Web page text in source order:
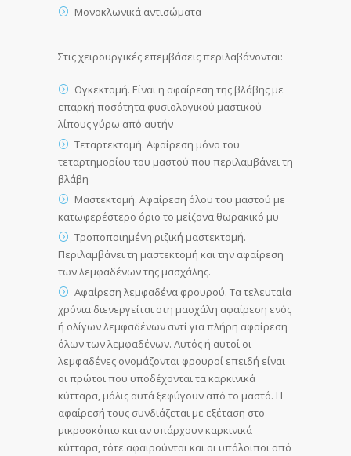
Μονοκλωνικά αντισώματα
Στις χειρουργικές επεμβάσεις περιλαβάνονται:
Ογκεκτομή. Είναι η αφαίρεση της βλάβης με
επαρκή ποσότητα φυσιολογικού μαστικού
λίπους γύρω από αυτήν
Τεταρτεκτομή. Αφαίρεση μόνο του
τεταρτημορίου του μαστού που περιλαμβάνει τη
βλάβη
Μαστεκτομή. Αφαίρεση όλου του μαστού με
κατωφερέστερο όριο το μείζονα θωρακικό μυ
Τροποποιημένη ριζική μαστεκτομή.
Περιλαμβάνει τη μαστεκτομή και την αφαίρεση
των λεμφαδένων της μασχάλης.
Αφαίρεση λεμφαδένα φρουρού. Τα τελευταία
χρόνια διενεργείται στη μασχάλη αφαίρεση ενός
ή ολίγων λεμφαδένων αντί για πλήρη αφαίρεση
όλων των λεμφαδένων. Αυτός ή αυτοί οι
λεμφαδένες ονομάζονται φρουροί επειδή είναι
οι πρώτοι που υποδέχονται τα καρκινικά
κύτταρα, μόλις αυτά ξεφύγουν από το μαστό. Η
αφαίρεσή τους συνδιάζεται με εξέταση στο
μικροσκόπιο και αν υπάρχουν καρκινικά
κύτταρα, τότε αφαιρούνται και οι υπόλοιποι από